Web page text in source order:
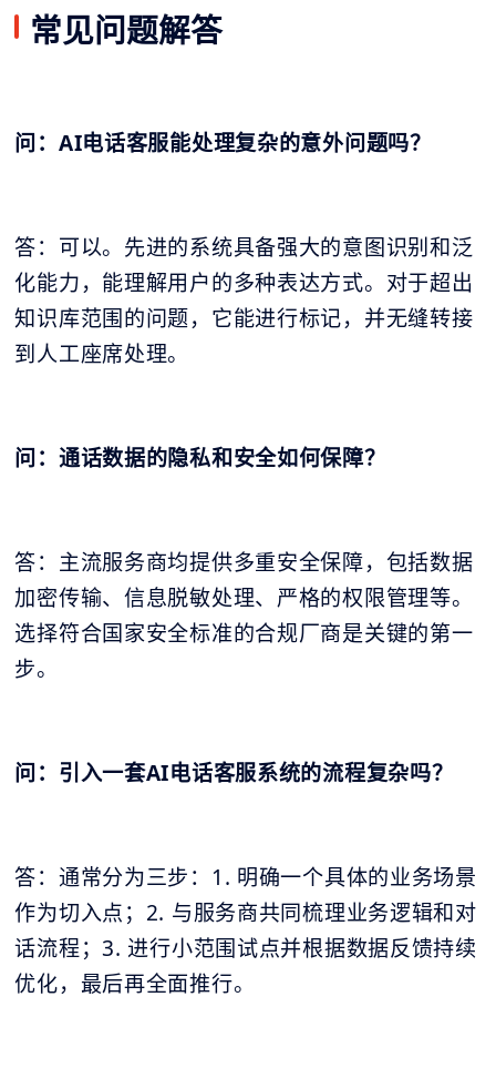
常见问题解答
问：AI电话客服能处理复杂的意外问题吗？
答：可以。先进的系统具备强大的意图识别和泛
化能力，能理解用户的多种表达方式。对于超出
知识库范围的问题，它能进行标记，并无缝转接
到人工座席处理。
问：通话数据的隐私和安全如何保障？
答：主流服务商均提供多重安全保障，包括数据
加密传输、信息脱敏处理、严格的权限管理等。
选择符合国家安全标准的合规厂商是关键的第一
步。
问：引入一套AI电话客服系统的流程复杂吗？
答：通常分为三步：1. 明确一个具体的业务场景
作为切入点；2. 与服务商共同梳理业务逻辑和对
话流程；3. 进行小范围试点并根据数据反馈持续
优化，最后再全面推行。